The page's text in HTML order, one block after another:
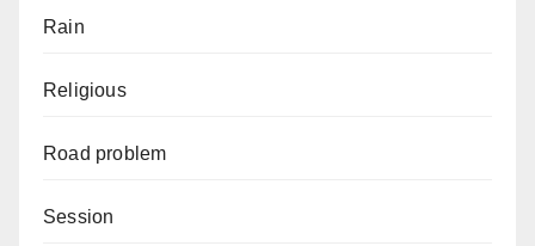
Rain
Religious
Road problem
Session